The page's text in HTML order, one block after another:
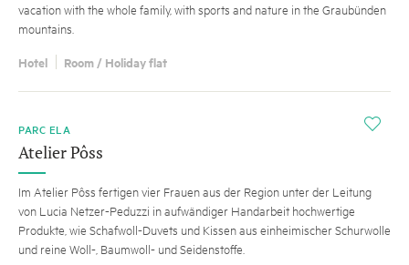
vacation with the whole family, with sports and nature in the Graubünden
mountains.
Hotel Room / Holiday flat
i
PARC ELA
Atelier Pôss
Im Atelier Pôss fertigen vier Frauen aus der Region unter der Leitung
von Lucia Netzer-Peduzzi in aufwändiger Handarbeit hochwertige
Produkte, wie Schafwoll-Duvets und Kissen aus einheimischer Schurwolle
und reine Woll-, Baumwoll- und Seidenstoffe.